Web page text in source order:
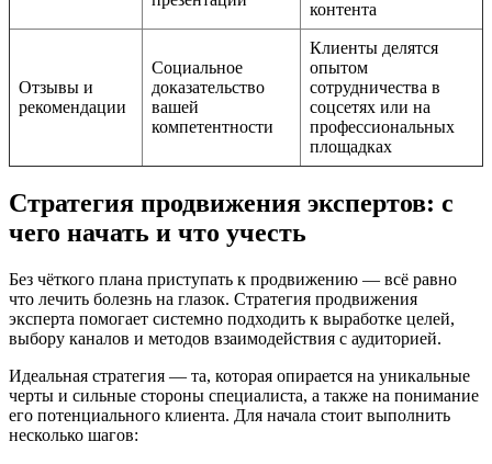
контента
Отзывы и
рекомендации
Социальное
доказательство
вашей
компетентности
Клиенты делятся
опытом
сотрудничества в
соцсетях или на
профессиональных
площадках
Стратегия продвижения экспертов: с
чего начать и что учесть
Без чёткого плана приступать к продвижению — всё равно
что лечить болезнь на глазок. Стратегия продвижения
эксперта помогает системно подходить к выработке целей,
выбору каналов и методов взаимодействия с аудиторией.
Идеальная стратегия — та, которая опирается на уникальные
черты и сильные стороны специалиста, а также на понимание
его потенциального клиента. Для начала стоит выполнить
несколько шагов: